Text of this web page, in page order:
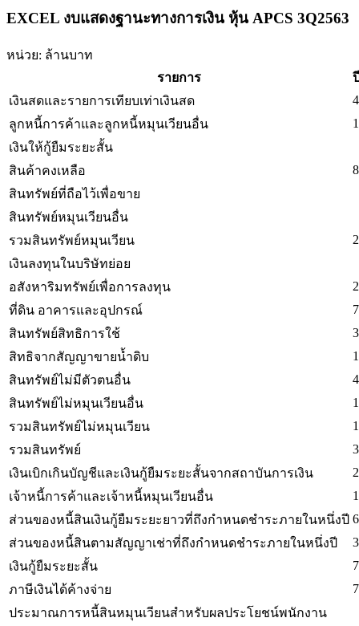
EXCEL งบแสดงฐานะทางการเงิน หุ้น APCS 3Q2563
หน่วย: ล้านบาท
รายการ
เงินสดและรายการเทียบเท่าเงินสด
ลูกหนี้การค้าและลูกหนี้หมุนเวียนอื่น
เงินให้กู้ยืมระยะสั้น
สินค้าคงเหลือ
สินทรัพย์ที่ถือไว้เพื่อขาย
สินทรัพย์หมุนเวียนอื่น
รวมสินทรัพย์หมุนเวียน
เงินลงทุนในบริษัทย่อย
อสังหาริมทรัพย์เพื่อการลงทุน
ที่ดิน อาคารและอุปกรณ์
สินทรัพย์สิทธิการใช้
สิทธิจากสัญญาขายน้ำดิบ
สินทรัพย์ไม่มีตัวตนอื่น
สินทรัพย์ไม่หมุนเวียนอื่น
รวมสินทรัพย์ไม่หมุนเวียน
รวมสินทรัพย์
เงินเบิกเกินบัญชีและเงินกู้ยืมระยะสั้นจากสถาบันการเงิน
เจ้าหนี้การค้าและเจ้าหนี้หมุนเวียนอื่น
ส่วนของหนี้สินเงินกู้ยืมระยะยาวที่ถึงกำหนดชำระภายในหนึ่งปี
ส่วนของหนี้สินตามสัญญาเช่าที่ถึงกำหนดชำระภายในหนึ่งปี
เงินกู้ยืมระยะสั้น
ภาษีเงินได้ค้างจ่าย
ประมาณการหนี้สินหมุนเวียนสำหรับผลประโยชน์พนักงาน